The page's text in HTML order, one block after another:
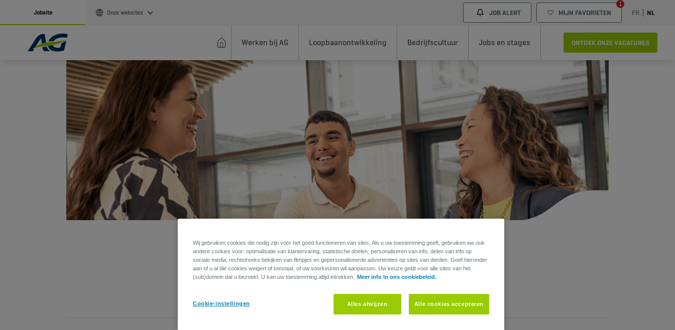
Jobsite Onze websites JOB ALERT MIJN FAVORIETEN
1
FR NL
Werken bij AG Loopbaanontwikkeling Bedrijfscultuur Jobs en stages ONTDEK ONZE VACATURES
Hoe word je een people manager?
Wij gebruiken cookies die nodig zijn voor het goed functioneren van sites. Als u uw toestemming geeft, gebruiken we ook
andere cookies voor: optimalisatie van klantervaring, statistische doelen, personaliseren van info, delen van info op
sociale media, rechtstreeks bekijken van filmpjes en gepersonaliseerde advertenties op sites van derden. Geef hieronder
aan of u al die cookies weigert of toestaat, of uw voorkeuren wil aanpassen. Uw keuze geldt voor alle sites van het
(sub)domein dat u bezoekt. U kan uw toestemming altijd intrekken.
Meer info in ons cookiebeleid.
Cookie-instellingen Alles afwijzen Alle cookies accepteren